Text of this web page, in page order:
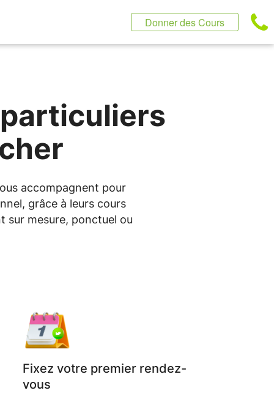
Donner des Cours
accompagnent pour
grâce à leurs cours
sur mesure, ponctuel ou
Fixez votre premier rendez-
vous